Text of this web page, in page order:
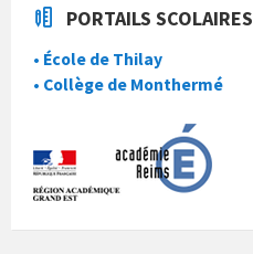
PORTAILS SCOLAIRES
• École de Thilay
• Collège de Monthermé